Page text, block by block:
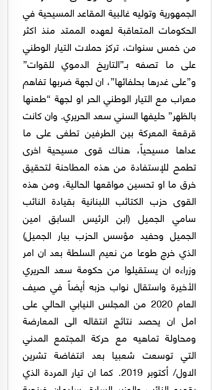
الجمهورية وتوليه غالبية المقاعد المسيحية في
الحكومات المتعاقبة لعهده الممتد منذ اكثر
من خمس سنوات، تركز حملات التيار الوطني
على ما تصفه بـ”التاريخ الدموي للقوات”
و”على غدرها بحلفائها”، ان لجهة ضربها تفاهم
معراب مع التيار الوطني الحر او لجهة “طعنها
بالظهر” حليفها السني سعد الحريري. وان كانت
قرقعة المعركة بين الطرفين تطغى على ما
عداها مسيحياً، هناك قوى مسيحية اخرى
تطمح للإستفادة من هذه المطاحنة لتحقيق
خرق ما او تحسين مواقعها الحالية، ومن هذه
القوى حزب الكتائب اللبنانية بقيادة النائب
سامي الجميل (ابن الرئيس السابق امين
الجميل وحفيد مؤسس الحزب بيار الجميل)
الذي خرج طوعا من نعيم السلطة بعد ان امر
وزراءه ان يستقيلوا من حكومة سعد الحريري
الأخيرة واستقال نواب حزبه أيضاً في صيف
العام 2020 من المجلس النيابي الحالي على
امل ان يحصد نتائج انتقاله الى المعارضة
ومحاولة تماهيه مع حركة المجتمع المدني
التي توسعت شعبيا بعد انتفاضة تشرين
الاول/ أكتوبر 2019. كما ان تيار المردة الذي